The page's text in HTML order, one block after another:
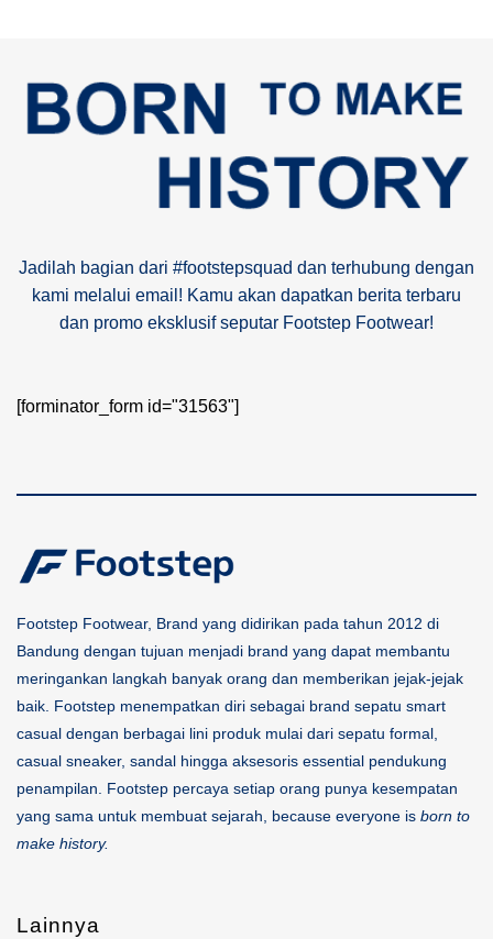
Jadilah bagian dari #footstepsquad dan terhubung dengan
kami melalui email! Kamu akan dapatkan berita terbaru
dan promo eksklusif seputar Footstep Footwear!
[forminator_form id="31563"]
Footstep Footwear, Brand yang didirikan pada tahun 2012 di
Bandung dengan tujuan menjadi brand yang dapat membantu
meringankan langkah banyak orang dan memberikan jejak-jejak
baik. Footstep menempatkan diri sebagai brand sepatu smart
casual dengan berbagai lini produk mulai dari sepatu formal,
casual sneaker, sandal hingga aksesoris essential pendukung
penampilan. Footstep percaya setiap orang punya kesempatan
yang sama untuk membuat sejarah, because everyone is born to
make history.
Lainnya